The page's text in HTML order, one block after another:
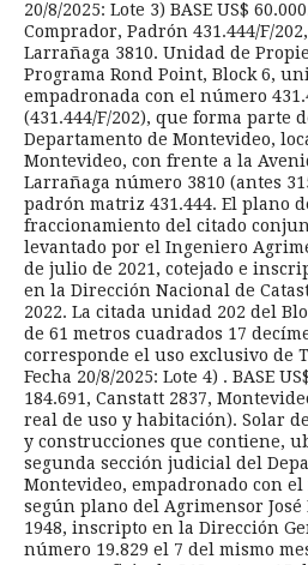
20/8/2025: Lote 3) BASE US$
Comprador, Padrón 431.444/F/
Larrañaga 3810. Unidad de
Programa Rond Point, Block 6,
empadronada con el número
(431.444/F/202), que forma parte
Departamento de Montevideo,
Montevideo, con frente a la
Larrañaga número 3810 (antes
padrón matriz 431.444. El plano
fraccionamiento del citado
levantado por el Ingeniero
de julio de 2021, cotejado e
en la Dirección Nacional de
2022. La citada unidad 202 del
de 61 metros cuadrados 17
corresponde el uso exclusivo de
Fecha 20/8/2025: Lote 4) . BASE
184.691, Canstatt 2837,
real de uso y habitación). Solar
y construcciones que contiene,
segunda sección judicial del
Montevideo, empadronado con
según plano del Agrimensor
1948, inscripto en la Dirección
número 19.829 el 7 del mismo